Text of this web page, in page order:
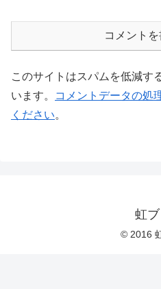
コメント
このサイトはスパムを低減す
います。
コメントデータの処
ください。
虹ブ
© 2016